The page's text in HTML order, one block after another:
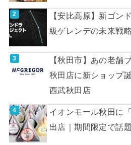
【安比高原】新ゴン
級ゲレンデの未来戦
【秋田市】あの老舗
秋田店に新ショップ
西武秋田店
イオンモール秋田に
出店｜期間限定で話